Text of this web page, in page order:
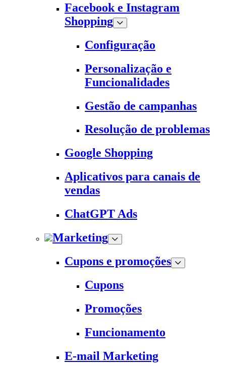
Facebook e Instagram
Shopping
Configuração
Personalização e
Funcionalidades
Gestão de campanhas
Resolução de problemas
Google Shopping
Aplicativos para canais de
vendas
ChatGPT Ads
Marketing
Cupons e promoções
Cupons
Promoções
Funcionamento
E-mail Marketing